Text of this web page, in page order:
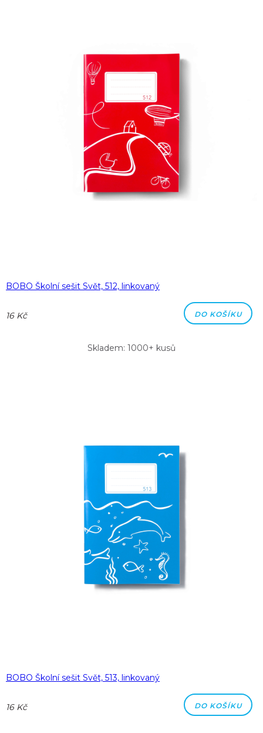
BOBO Školní sešit Svět, 512, linkovaný
16 Kč DO KOŠÍKU
Skladem: 1000+ kusů
BOBO Školní sešit Svět, 513, linkovaný
16 Kč DO KOŠÍKU